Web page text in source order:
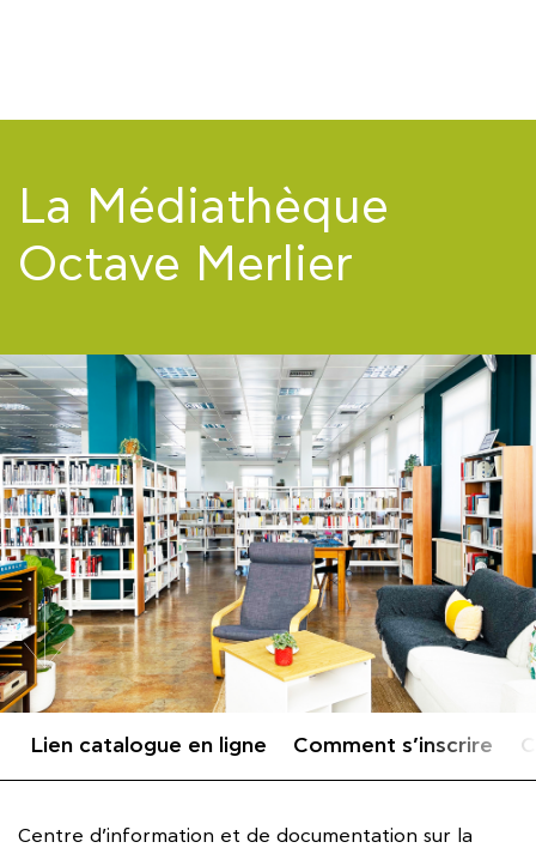
SYNERGIES
LA MÉDIATHÈQUE
La Médiathèque
Octave Merlier
Lien catalogue en ligne Comment s’inscrire
Centre d’information et de documentation sur la